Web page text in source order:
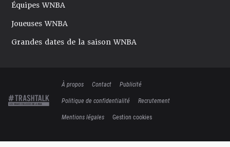
Équipes WNBA
Joueuses WNBA
Grandes dates de la saison WNBA
À propos Contact
Publicité
Politique de confidentialité
Recrutement
Mentions légales
Gestion cookies